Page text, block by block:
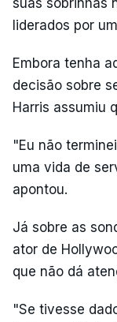
liderados por
Embora tenha
decisão sobre
Harris assumiu
"Eu não
uma vida de
apontou.
Já sobre as
ator de
que não dá
"Se tivesse